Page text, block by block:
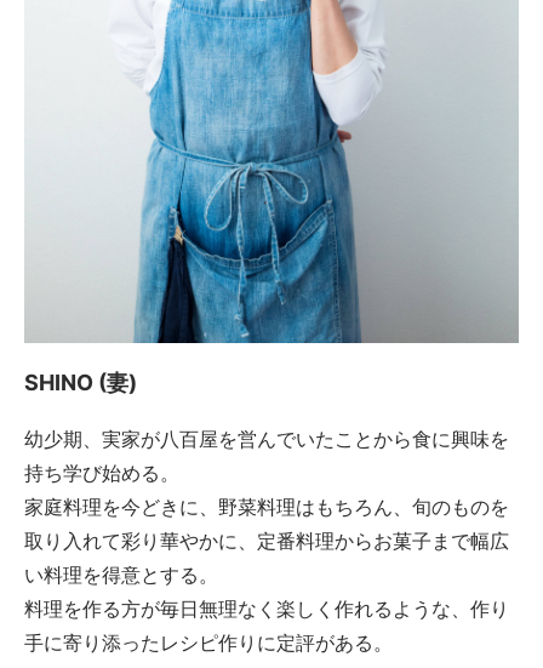
SHINO (妻)
幼少期、実家が八百屋を営んでいたことから食に興味を
持ち学び始める。
家庭料理を今どきに、野菜料理はもちろん、旬のものを
取り入れて彩り華やかに、定番料理からお菓子まで幅広
い料理を得意とする。
料理を作る方が毎日無理なく楽しく作れるような、作り
手に寄り添ったレシピ作りに定評がある。